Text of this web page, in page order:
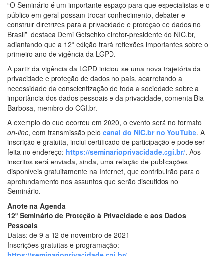
“O Seminário é um importante espaço para que especialistas e o
público em geral possam trocar conhecimento, debater e
construir diretrizes para a privacidade e proteção de dados no
Brasil”, destaca Demi Getschko diretor-presidente do NIC.br,
adiantando que a 12ª edição trará reflexões importantes sobre o
primeiro ano de vigência da LGPD.
A partir da vigência da LGPD iniciou-se uma nova trajetória da
privacidade e proteção de dados no país, acarretando a
necessidade da conscientização de toda a sociedade sobre a
importância dos dados pessoais e da privacidade, comenta Bia
Barbosa, membro do CGI.br.
A exemplo do que ocorreu em 2020, o evento será no formato
on-line, com transmissão pelo canal do NIC.br no YouTube. A
inscrição é gratuita, inclui certificado de participação e pode ser
feita no endereço: https://seminarioprivacidade.cgi.br/. Aos
inscritos será enviada, ainda, uma relação de publicações
disponíveis gratuitamente na Internet, que contribuirão para o
aprofundamento nos assuntos que serão discutidos no
Seminário.
Anote na Agenda
12º Seminário de Proteção à Privacidade e aos Dados
Pessoais
Datas: de 9 a 12 de novembro de 2021
Inscrições gratuitas e programação: